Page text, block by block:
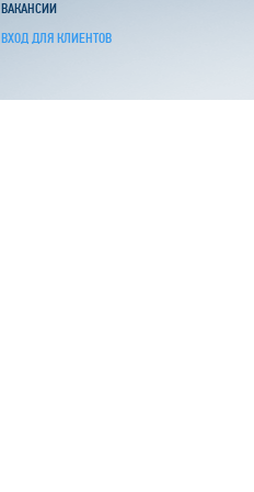
ВАКАНСИИ
ВХОД ДЛЯ КЛИЕНТОВ